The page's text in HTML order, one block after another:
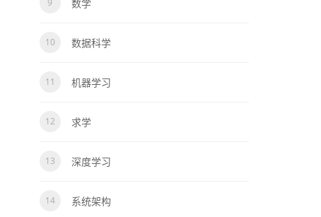
数学
数据科学
机器学习
求学
深度学习
系统架构